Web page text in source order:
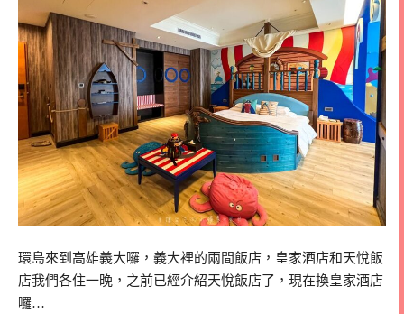
環島來到高雄義大囉，義大裡的兩間飯店，皇家酒店和天悅飯
店我們各住一晚，之前已經介紹天悅飯店了，現在換皇家酒店
囉…